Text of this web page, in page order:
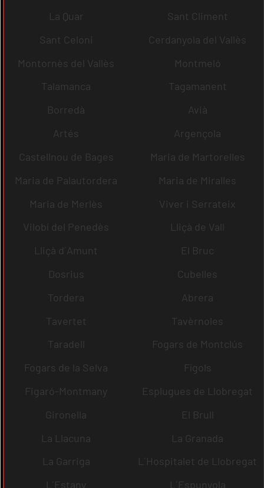
La Quar
Sant Climent
Sant Celoni
Cerdanyola del Vallès
Montornès del Vallès
Montmeló
Talamanca
Tagamanent
Borredà
Avià
Artés
Argençola
Castellnou de Bages
Maria de Martorelles
Maria de Palautordera
Maria de Miralles
Maria de Merlès
Viver i Serrateix
Vilobí del Penedès
Lliçà de Vall
Lliçà d´Amunt
El Bruc
Dosrius
Cubelles
Tordera
Abrera
Tavertet
Tavèrnoles
Taradell
Fogars de Montclús
Fogars de la Selva
Fígols
Figaró-Montmany
Esplugues de Llobregat
Gironella
El Brull
La Llacuna
La Granada
La Garriga
L´Hospitalet de Llobregat
L´Estany
L´Espunyola